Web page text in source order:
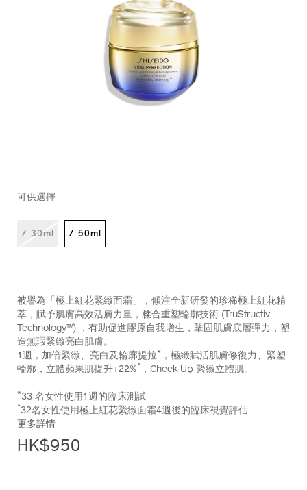
編
10120997201_hk
可供選擇
/ 30ml / 50ml
被譽為「極上紅花緊緻面霜」，傾注全新研發的珍稀極上紅花精
萃，賦予肌膚高效活膚力量，糅合重塑輪廓技術 (TruStructiv
Technology™) ，有助促進膠原自我增生，鞏固肌膚底層彈力，塑
造無瑕緊緻亮白肌膚。
1週，加倍緊緻、亮白及輪廓提拉*
，極緻賦活肌膚修復力、緊塑
輪廓，立體蘋果肌提升+22%^ ，Cheek Up 緊緻立體肌。
*33 名女性使用1週的臨床測試
^32名女性使用極上紅花緊緻面霜4週後的臨床視覺評估
更多詳情
HK$950